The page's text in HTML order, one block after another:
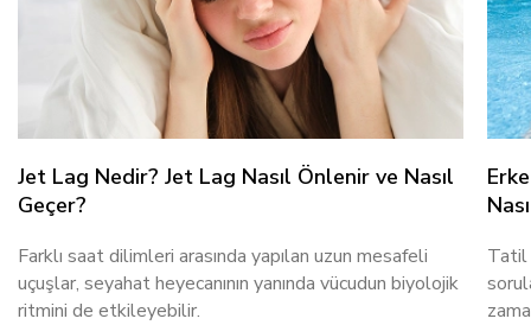
Jet Lag Nedir? Jet Lag Nasıl Önlenir ve Nasıl
Geçer?
Farklı saat dilimleri arasında yapılan uzun mesafeli
uçuşlar, seyahat heyecanının yanında vücudun biyolojik
ritmini de etkileyebilir.
Tatil